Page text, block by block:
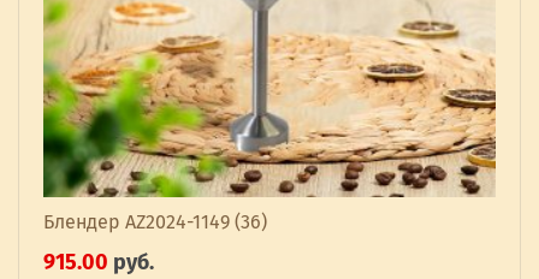
Блендер AZ2024-1149 (36)
915.00 руб.